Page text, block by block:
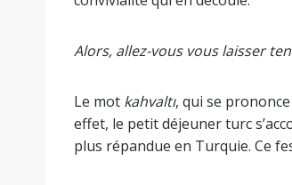
Alors, allez-vous vous laisser
Le mot kahvaltı, qui se
effet, le petit déjeuner turc
plus répandue en Turquie. Ce